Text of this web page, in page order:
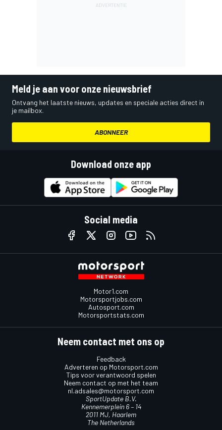
Meld je aan voor onze nieuwsbrief
Ontvang het laatste nieuws, updates en speciale acties direct in
je mailbox.
ABONNEER
Download onze app
Social media
Motor1.com
Motorsportjobs.com
Autosport.com
Motorsportstats.com
Neem contact met ons op
Feedback
Adverteren op Motorsport.com
Tips voor verantwoord spelen
Neem contact op met het team
nl.adsales@motorsport.com
SportUpdate B.V.
Kennemerplein 6 – 14
2011 MJ, Haarlem
The Netherlands